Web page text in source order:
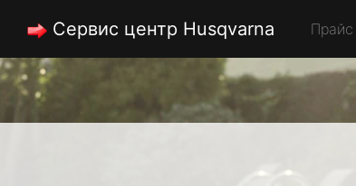
Сервис центр Husqvarna Прайс